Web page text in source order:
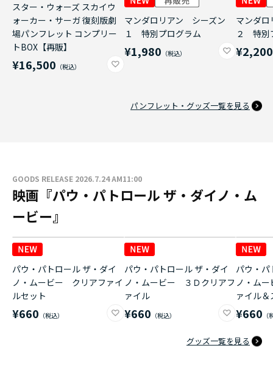
スター・ウォーズ スカイウ
ォーカー・サーガ 復刻版劇
場パンフレット コンプリー
トBOX【再販】
¥16,500
マンダロリアン シーズン
１ 特別プログラム
¥1,980
マンダ
２ 特別
¥2,200
パンフレット・グッズ一覧を見る
GOODS RELEASE 2026.7.24 AM11:00
映画『パウ・パトロール ザ・ダイノ・ム
ービー』
パウ・パトロール ザ・ダイ
ノ・ムービー クリアファイ
ルセット
¥660
パウ・パトロール ザ・ダイ
ノ・ムービー ３Ｄクリアフ
ァイル
¥660
パウ・パ
ノ・ム
ァイル
¥660
グッズ一覧を見る